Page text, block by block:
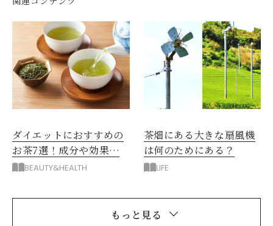
ダイエットにおすすめの
お茶7選！成分や効果、
選び方BEAUTY&HEALTH
茶畑にある大きな扇風機
は何のためにある？
LIFE
もっと見る